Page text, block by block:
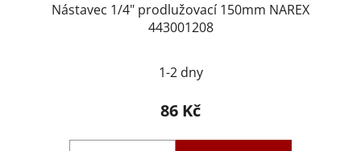
Nástavec 1/4" prodlužovací 150mm NAREX
443001208
1-2 dny
86 Kč